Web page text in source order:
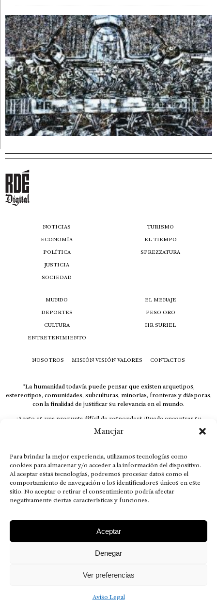
Manejar
Para brindar la mejor experiencia, utilizamos tecnologías como
cookies para almacenar y/o acceder a la información del dispositivo.
Al aceptar estas tecnologías, podremos procesar datos como el
comportamiento de navegación o los identificadores únicos en este
sitio. No aceptar o retirar el consentimiento podría afectar
negativamente ciertas características y funciones.
Aceptar
Denegar
Ver preferencias
Aviso Legal
NOTICIAS
ECONOMÍA
POLÍTICA
JUSTICIA
SOCIEDAD
TURISMO
EL TIEMPO
SPREZZATURA
MUNDO
DEPORTES
CULTURA
ENTRETENIMIENTO
EL MENAJE
PESO ORO
HR SURIEL
NOSOTROS MISIÓN VISIÓN VALORES CONTACTOS
“La humanidad todavía puede pensar que existen arquetipos,
estereotipos, comunidades, subculturas, minorías, fronteras y diásporas,
con la finalidad de justificar su relevancia en el mundo.
¿Acaso es una pregunta difícil de responder? ¿Puede encontrar su
respuesta al instante, otorgando al receptor cuestionado espacio y
velocidad suficiente para responder correctamente? De no ser así, el que
El concepto de familia no está limitado exclusivamente a la sangre; seres
que surgen en nuestro diario vivir suelen pesar más que los
emparentados. Más bien, el apego de estas dos versiones de seres
queridos mueve ideales provenientes de sus vivencias.
This is for nuestra gente.” – HRSuriel
MISIÓN VISIÓN VALORES
CONTACTOS
2026 RDÉ Digital, todos los derechos reservados.